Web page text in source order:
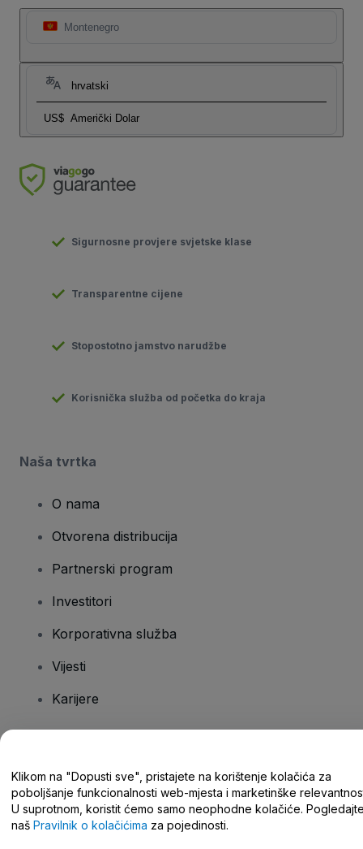
Montenegro
hrvatski
US$ Američki Dolar
Sigurnosne provjere svjetske klase
Transparentne cijene
Stopostotno jamstvo narudžbe
Korisnička služba od početka do kraja
Naša tvrtka
O nama
Otvorena distribucija
Partnerski program
Investitori
Korporativna služba
Vijesti
Karijere
Centar za pomoć/kontaktirajte nas
Klikom na "Dopusti sve", pristajete na korištenje kolačića za
poboljšanje funkcionalnosti web-mjesta i marketinške
U suprotnom, koristit ćemo samo neophodne kolačiće.
naš Pravilnik o kolačićima za pojedinosti.